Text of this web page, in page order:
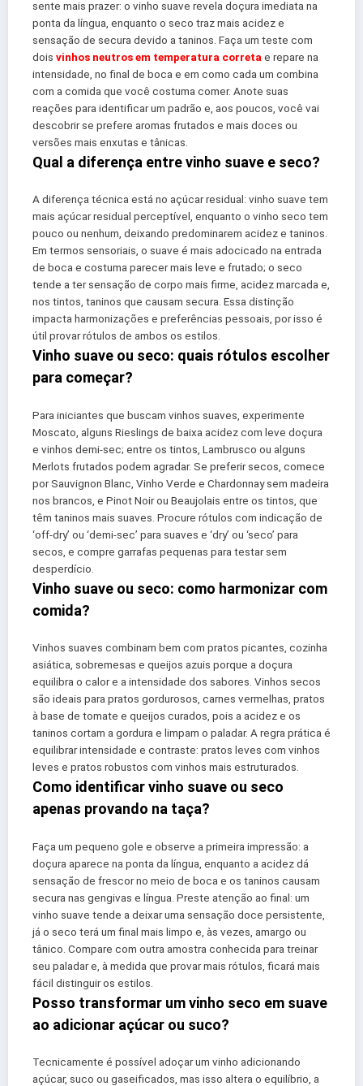
sente mais prazer: o vinho suave revela doçura imediata na
ponta da língua, enquanto o seco traz mais acidez e
sensação de secura devido a taninos. Faça um teste com
dois vinhos neutros em temperatura correta e repare na
intensidade, no final de boca e em como cada um combina
com a comida que você costuma comer. Anote suas
reações para identificar um padrão e, aos poucos, você vai
descobrir se prefere aromas frutados e mais doces ou
versões mais enxutas e tânicas.
Qual a diferença entre vinho suave e seco?
A diferença técnica está no açúcar residual: vinho suave tem
mais açúcar residual perceptível, enquanto o vinho seco tem
pouco ou nenhum, deixando predominarem acidez e taninos.
Em termos sensoriais, o suave é mais adocicado na entrada
de boca e costuma parecer mais leve e frutado; o seco
tende a ter sensação de corpo mais firme, acidez marcada e,
nos tintos, taninos que causam secura. Essa distinção
impacta harmonizações e preferências pessoais, por isso é
útil provar rótulos de ambos os estilos.
Vinho suave ou seco: quais rótulos escolher
para começar?
Para iniciantes que buscam vinhos suaves, experimente
Moscato, alguns Rieslings de baixa acidez com leve doçura
e vinhos demi-sec; entre os tintos, Lambrusco ou alguns
Merlots frutados podem agradar. Se preferir secos, comece
por Sauvignon Blanc, Vinho Verde e Chardonnay sem madeira
nos brancos, e Pinot Noir ou Beaujolais entre os tintos, que
têm taninos mais suaves. Procure rótulos com indicação de
‘off-dry’ ou ‘demi-sec’ para suaves e ‘dry’ ou ‘seco’ para
secos, e compre garrafas pequenas para testar sem
desperdício.
Vinho suave ou seco: como harmonizar com
comida?
Vinhos suaves combinam bem com pratos picantes, cozinha
asiática, sobremesas e queijos azuis porque a doçura
equilibra o calor e a intensidade dos sabores. Vinhos secos
são ideais para pratos gordurosos, carnes vermelhas, pratos
à base de tomate e queijos curados, pois a acidez e os
taninos cortam a gordura e limpam o paladar. A regra prática é
equilibrar intensidade e contraste: pratos leves com vinhos
leves e pratos robustos com vinhos mais estruturados.
Como identificar vinho suave ou seco
apenas provando na taça?
Faça um pequeno gole e observe a primeira impressão: a
doçura aparece na ponta da língua, enquanto a acidez dá
sensação de frescor no meio de boca e os taninos causam
secura nas gengivas e língua. Preste atenção ao final: um
vinho suave tende a deixar uma sensação doce persistente,
já o seco terá um final mais limpo e, às vezes, amargo ou
tânico. Compare com outra amostra conhecida para treinar
seu paladar e, à medida que provar mais rótulos, ficará mais
fácil distinguir os estilos.
Posso transformar um vinho seco em suave
ao adicionar açúcar ou suco?
Tecnicamente é possível adoçar um vinho adicionando
açúcar, suco ou gaseificados, mas isso altera o equilíbrio, a